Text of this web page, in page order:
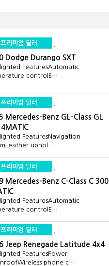
프리미엄 딜러
Dodge Durango SXT
FeaturesAutomatic
controlE…
프리미엄 딜러
Mercedes-Benz GL-Class GL
FeaturesNavigation
uphol…
프리미엄 딜러
Mercedes-Benz C-Class C 300
FeaturesAutomatic
controlE…
프리미엄 딜러
Jeep Renegade Latitude 4x4
FeaturesPower
phone c…